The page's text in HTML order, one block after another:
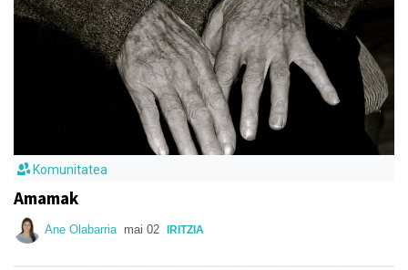
Komunitatea
Amamak
Ane Olabarria mai 02 IRITZIA